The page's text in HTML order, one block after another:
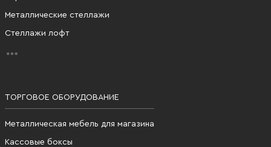
Металлические стеллажи
Стеллажи лофт
ТОРГОВОЕ ОБОРУДОВАНИЕ
Металлическая мебель для магазина
Кассовые боксы